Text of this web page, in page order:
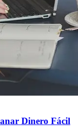
Dinero Fácil